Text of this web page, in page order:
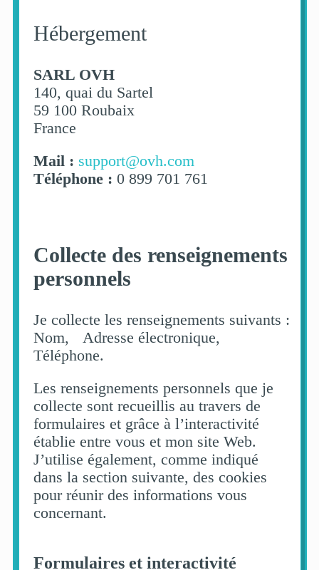
Hébergement
SARL OVH
140, quai du Sartel
59 100 Roubaix
France
Mail : support@ovh.com
Téléphone : 0 899 701 761
Collecte des renseignements
personnels
Je collecte les renseignements suivants :
Nom, Adresse électronique,
Téléphone.
Les renseignements personnels que je
collecte sont recueillis au travers de
formulaires et grâce à l’interactivité
établie entre vous et mon site Web.
J’utilise également, comme indiqué
dans la section suivante, des cookies
pour réunir des informations vous
concernant.
Formulaires et interactivité